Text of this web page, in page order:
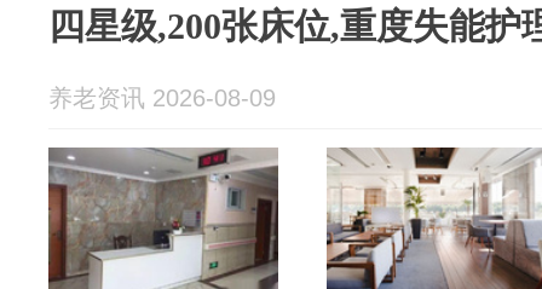
四星级,200张床位,重度失能护
养老资讯 2026-08-09